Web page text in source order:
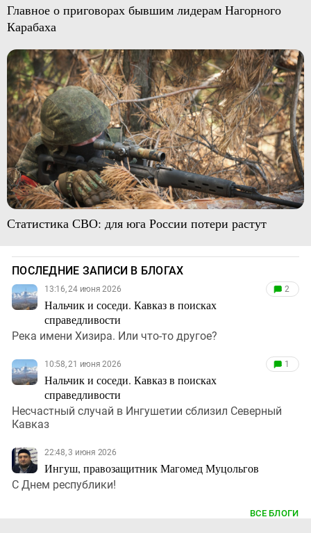
Главное о приговорах бывшим лидерам Нагорного
Карабаха
Статистика СВО: для юга России потери растут
ПОСЛЕДНИЕ ЗАПИСИ В БЛОГАХ
13:16, 24 июня 2026
Нальчик и соседи. Кавказ в поисках
справедливости
2
Река имени Хизира. Или что-то другое?
10:58, 21 июня 2026
Нальчик и соседи. Кавказ в поисках
справедливости
1
Несчастный случай в Ингушетии сблизил Северный
Кавказ
22:48, 3 июня 2026
Ингуш, правозащитник Магомед Муцольгов
С Днем республики!
ВСЕ БЛОГИ